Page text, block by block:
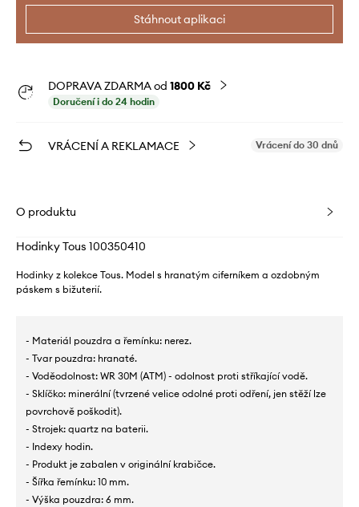
Stáhnout aplikaci
DOPRAVA ZDARMA od 1800 Kč
Doručení i do 24 hodin
VRÁCENÍ A REKLAMACE Vrácení do 30 dnů
O produktu
Hodinky Tous 100350410
Hodinky z kolekce Tous. Model s hranatým ciferníkem a ozdobným
páskem s bižuterií.
- Materiál pouzdra a řemínku: nerez.
- Tvar pouzdra: hranaté.
- Voděodolnost: WR 30M (ATM) - odolnost proti stříkající vodě.
- Sklíčko: minerální (tvrzené velice odolné proti odření, jen stěží lze
povrchově poškodit).
- Strojek: quartz na baterii.
- Indexy hodin.
- Produkt je zabalen v originální krabičce.
- Šířka řemínku: 10 mm.
- Výška pouzdra: 6 mm.